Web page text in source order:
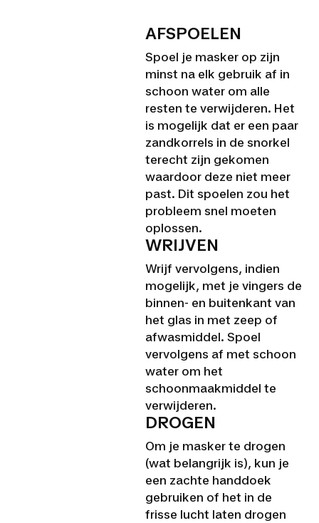
AFSPOELEN
Spoel je masker op zijn
minst na elk gebruik af in
schoon water om alle
resten te verwijderen. Het
is mogelijk dat er een paar
zandkorrels in de snorkel
terecht zijn gekomen
waardoor deze niet meer
past. Dit spoelen zou het
probleem snel moeten
oplossen.
WRIJVEN
Wrijf vervolgens, indien
mogelijk, met je vingers de
binnen- en buitenkant van
het glas in met zeep of
afwasmiddel. Spoel
vervolgens af met schoon
water om het
schoonmaakmiddel te
verwijderen.
DROGEN
Om je masker te drogen
(wat belangrijk is), kun je
een zachte handdoek
gebruiken of het in de
frisse lucht laten drogen